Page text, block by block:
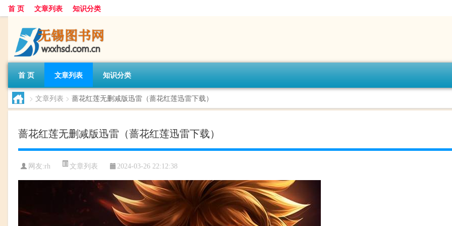
首 页 文章列表 知识分类
首 页 文章列表 知识分类
> 文章列表 > 蔷花红莲无删减版迅雷（蔷花红莲迅雷下载）
蔷花红莲无删减版迅雷（蔷花红莲迅雷下载）
网友:rh 文章列表 2024-03-26 22:12:38